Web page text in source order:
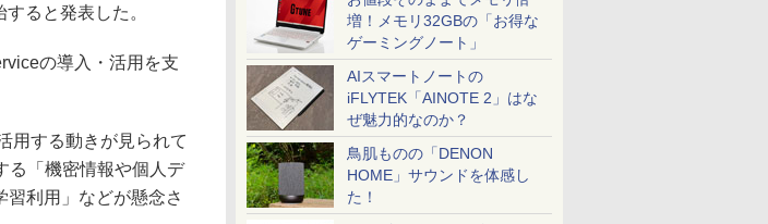
増！メモリ32GBの「お得な
ゲーミングノート」
AIスマートノートの
iFLYTEK「AINOTE 2」はな
ぜ魅力的なのか？
鳥肌ものの「DENON
HOME」サウンドを体感し
た！
ると発表した。
の導入・活用を支
用する動きが見られて
る「機密情報や個人デ
利用」などが懸念さ